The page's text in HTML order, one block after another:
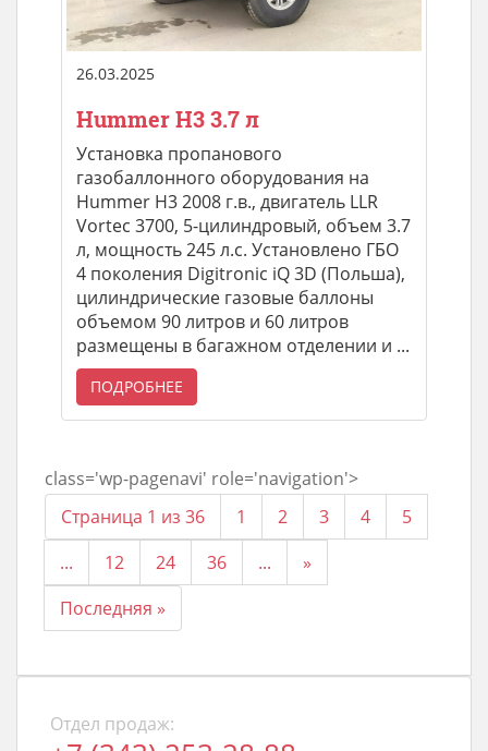
26.03.2025
Hummer H3 3.7 л
Установка пропанового
газобаллонного оборудования на
Hummer H3 2008 г.в., двигатель LLR
Vortec 3700, 5-цилиндровый, объем 3.7
л, мощность 245 л.с. Установлено ГБО
4 поколения Digitronic iQ 3D (Польша),
цилиндрические газовые баллоны
объемом 90 литров и 60 литров
размещены в багажном отделении и ...
ПОДРОБНЕЕ
class='wp-pagenavi' role='navigation'>
Страница 1 из 36
1 2 3 4
5
...
12 24 36 ...
»
Последняя »
Отдел продаж: